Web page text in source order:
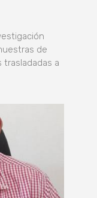
de
trasladadas a